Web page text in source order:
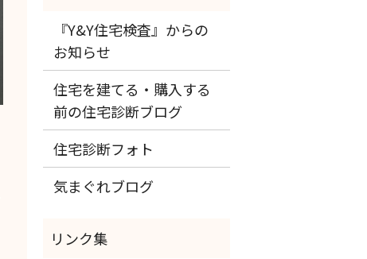
『Y&Y住宅検査』からの
お知らせ
住宅を建てる・購入する
前の住宅診断ブログ
住宅診断フォト
気まぐれブログ